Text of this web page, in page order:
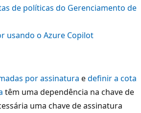
de políticas do Gerenciamento de
usando o Azure Copilot
por assinatura edefinir a cota
têm uma dependência na chave de
uma chave de assinatura